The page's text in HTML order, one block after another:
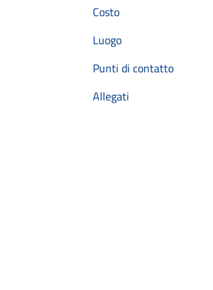
Costo
Luogo
Punti di contatto
Allegati